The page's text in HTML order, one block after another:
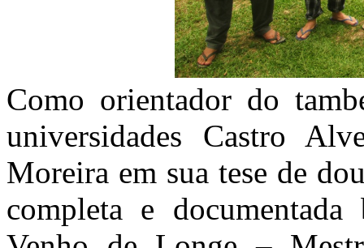
Como orientador do
universidades Castro
Moreira em sua tese de
completa e